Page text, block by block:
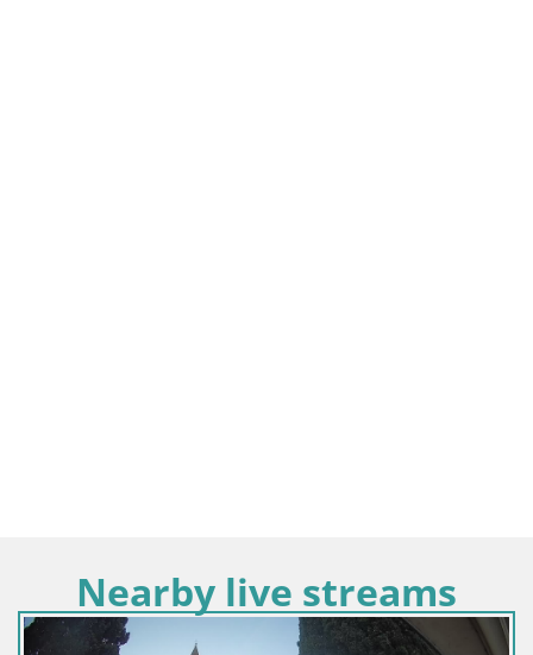
Nearby live streams